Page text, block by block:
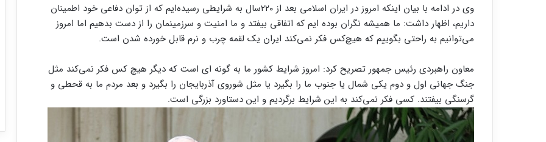
وی در ادامه با بیان اینکه امروز در ایران اسلامی بعد از ۲۲۰سال به شرایطی رسیده‌ایم که از توان دفاعی خود اطمینان
داریم، اظهار داشت: ما همیشه نگران بوده ایم که اتفاقی بیفتد و ما امنیت و سرزمینمان را از دست بدهیم اما امروز
می‌توانیم به راحتی بگوییم که هیچ‌کس فکر نمی‌کند ایران یک لقمه چرب و نرم قابل خورده شدن است.
معاون راهبردی رئیس جمهور تصریح کرد: امروز شرایط کشور ما به گونه ای است که دیگر هیچ کس فکر نمی‌کند مثل
جنگ جهانی اول و دوم یکی شمال یا جنوب ما را بگیرد یا مثل شوروی آذربایجان را بگیرد و بعد مردم ما به قحطی و
گرسنگی بیفتند. کسی فکر نمی‌کند به این شرایط برگردیم و این دستاورد بزرگی است.